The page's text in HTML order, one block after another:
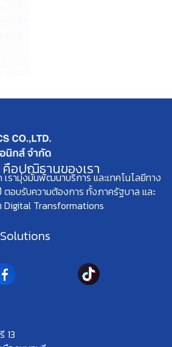
อปณิธานของเรา
รามุ่งมั่นพัฒนาบริการ และเทคโนโลยีทาง
ตอบรับความต้องการ ทั้งภาครัฐบาล และ
Digital Transformations
Solutions
13